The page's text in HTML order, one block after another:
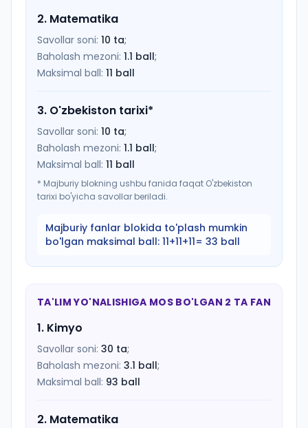
2. Matematika
Savollar soni: 10 ta;
Baholash mezoni: 1.1 ball;
Maksimal ball: 11 ball
3. O'zbekiston tarixi*
Savollar soni: 10 ta;
Baholash mezoni: 1.1 ball;
Maksimal ball: 11 ball
* Majburiy blokning ushbu fanida faqat O'zbekiston
tarixi bo'yicha savollar beriladi.
Majburiy fanlar blokida to'plash mumkin
bo'lgan maksimal ball: 11+11+11= 33 ball
TA'LIM YO'NALISHIGA MOS BO'LGAN 2 TA FAN
1. Kimyo
Savollar soni: 30 ta;
Baholash mezoni: 3.1 ball;
Maksimal ball: 93 ball
2. Matematika